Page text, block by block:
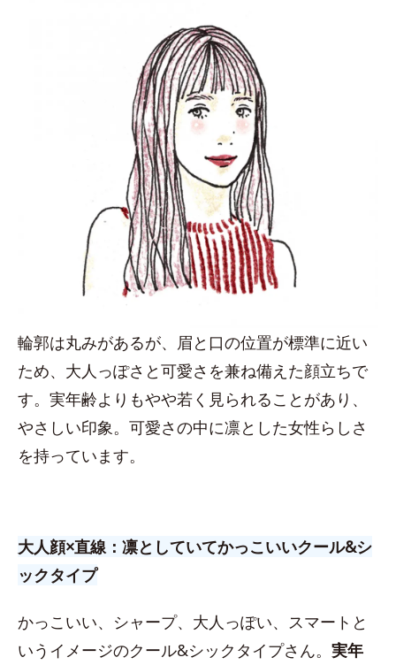
輪郭は丸みがあるが、眉と口の位置が標準に近い
ため、大人っぽさと可愛さを兼ね備えた顔立ちで
す。実年齢よりもやや若く見られることがあり、
やさしい印象。可愛さの中に凛とした女性らしさ
を持っています。
大人顔×直線：凛としていてかっこいいクール&シ
ックタイプ
かっこいい、シャープ、大人っぽい、スマートと
いうイメージのクール&シックタイプさん。 実年